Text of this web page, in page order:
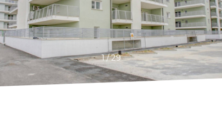
1 / 29
AGENTI
ABOUT US
GLOBAL
Affitto
Scegli
cercare